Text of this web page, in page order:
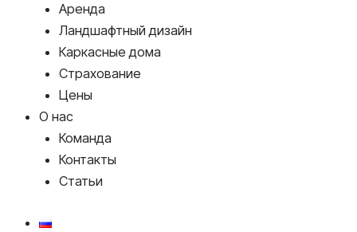
Аренда
Ландшафтный дизайн
Каркасные дома
Страхование
Цены
О нас
Команда
Контакты
Статьи